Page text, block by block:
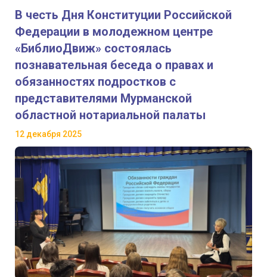
В честь Дня Конституции Российской
Федерации в молодежном центре
«БиблиоДвиж» состоялась
познавательная беседа о правах и
обязанностях подростков с
представителями Мурманской
областной нотариальной палаты
12 декабря 2025